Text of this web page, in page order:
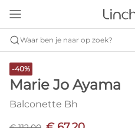
Waar ben je naar op zoek?
-40%
Marie Jo Ayama
Balconette Bh